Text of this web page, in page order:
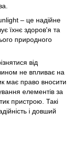
– це надійне
їхнє здоров'я та
природного
від
не впливає на
має право вносити
елементів за
пристрою. Такі
і довший